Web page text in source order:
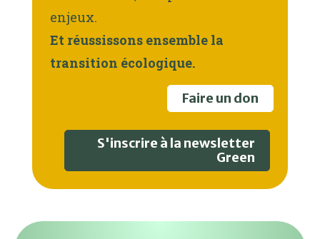
enjeux.
Et réussissons ensemble la
transition écologique.
Faire un don
S'inscrire à la newsletter
Green